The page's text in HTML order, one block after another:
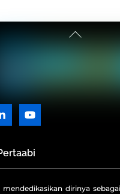
Back
Icon
mendedikasikan dirinya